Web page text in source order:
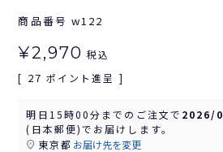
商品番号 w122
¥2,970 税込
[ 27 ポイント進呈 ]
明日 15時00分 までのご注文で 2026/
(日本郵便)でお届けします。
東京都 お届け先を変更